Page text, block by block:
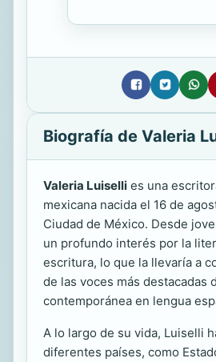
Biografía de Valeria
Valeria Luiselli es una
mexicana nacida el 16 de
Ciudad de México. Desde
un profundo interés por la
escritura, lo que la llevaría a
de las voces más destacadas
contemporánea en lengua
A lo largo de su vida, Luiselli
diferentes países, como